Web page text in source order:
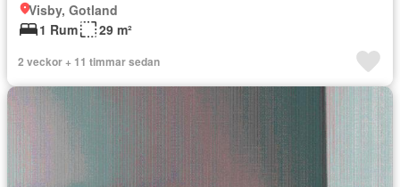
Visby, Gotland
1 Rum
29 m²
2 veckor + 11 timmar sedan